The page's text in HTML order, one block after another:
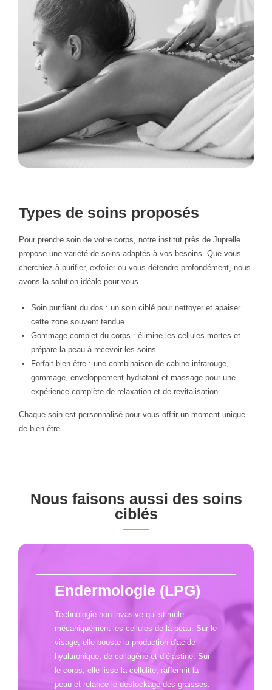
Types de soins proposés
Pour prendre soin de votre corps, notre institut près de Juprelle
propose une variété de soins adaptés à vos besoins. Que vous
cherchiez à purifier, exfolier ou vous détendre profondément, nous
avons la solution idéale pour vous.
Soin purifiant du dos : un soin ciblé pour nettoyer et apaiser
cette zone souvent tendue.
Gommage complet du corps : élimine les cellules mortes et
prépare la peau à recevoir les soins.
Forfait bien-être : une combinaison de cabine infrarouge,
gommage, enveloppement hydratant et massage pour une
expérience complète de relaxation et de revitalisation.
Chaque soin est personnalisé pour vous offrir un moment unique
de bien-être.
Nous faisons aussi des soins
ciblés
Endermologie (LPG)
Technologie non invasive qui stimule
mécaniquement les cellules de la peau. Sur le
visage, elle booste la production d’acide
hyaluronique, de collagène et d’élastine. Sur
le corps, elle lisse la cellulite, raffermit la
peau et relance le déstockage des graisses.